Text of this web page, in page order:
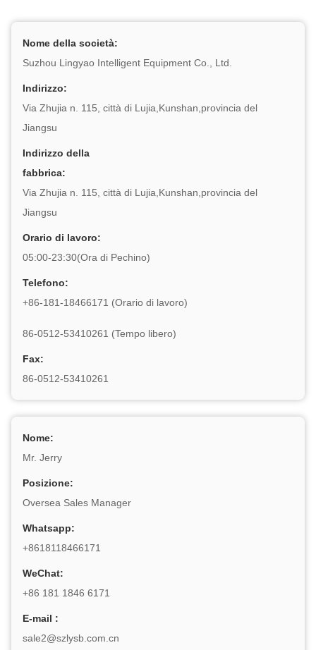
Nome della società:
Suzhou Lingyao Intelligent Equipment Co., Ltd.
Indirizzo:
Via Zhujia n. 115, città di Lujia,Kunshan,provincia del
Jiangsu
Indirizzo della
fabbrica:
Via Zhujia n. 115, città di Lujia,Kunshan,provincia del
Jiangsu
Orario di lavoro:
05:00-23:30(Ora di Pechino)
Telefono:
+86-181-18466171 (Orario di lavoro)
86-0512-53410261 (Tempo libero)
Fax:
86-0512-53410261
Nome:
Mr. Jerry
Posizione:
Oversea Sales Manager
Whatsapp:
+8618118466171
WeChat:
+86 181 1846 6171
E-mail :
sale2@szlysb.com.cn